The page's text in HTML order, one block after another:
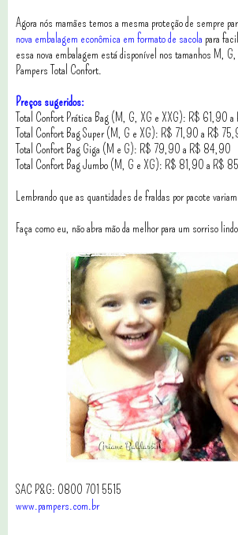
Agora nós mamães temos a mesma proteção de sempre
nova embalagem econômica em formato de sacola para
essa nova embalagem está disponível nos tamanhos M,
Pampers Total Confort.
Preços sugeridos:
Total Confort Prática Bag (M, G, XG e XXG): R$ 61,90
Total Confort Bag Super (M, G e XG): R$ 71,90 a R$
Total Confort Bag Giga (M e G): R$ 79,90 a R$ 84,90
Total Confort Bag Jumbo (M, G e XG): R$ 81,90 a R$
Lembrando que as quantidades de fraldas por pacote
Faça como eu, não abra mão da melhor para um sorriso
SAC P&G: 0800 701 5515
www.pampers.com.br